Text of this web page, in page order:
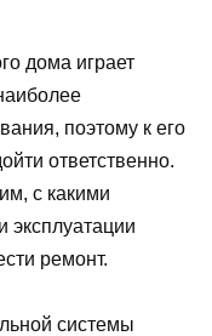
дома играет
поэтому к его
ответственно.
с какими
эксплуатации
ремонт.
системы